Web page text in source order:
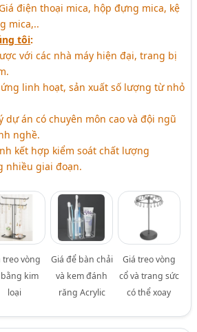
điện thoại mica, hộp đựng mica, kệ
mica,..
tôi:
với các nhà máy hiện đại, trang bị
linh hoạt, sản xuất số lượng từ nhỏ
án có chuyên môn cao và đội ngũ
nghề.
kết hợp kiểm soát chất lượng
nhiều giai đoạn.
treo vòng
kim
loại
Giá để bàn chải
và kem đánh
răng Acrylic
Giá treo vòng
cổ và trang sức
có thể xoay